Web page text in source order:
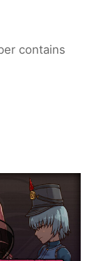
contains